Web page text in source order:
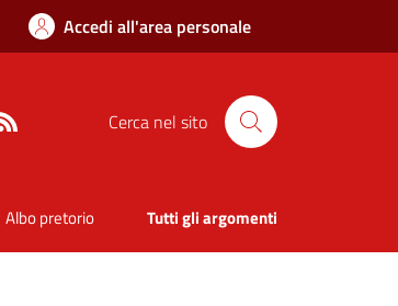
Accedi all'area personale
Cerca nel sito
Albo pretorio Tutti gli argomenti